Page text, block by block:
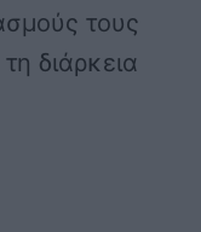
τους
διάρκεια